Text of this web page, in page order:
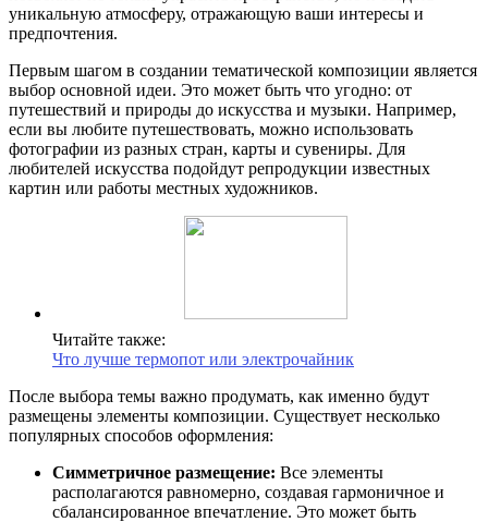
уникальную атмосферу, отражающую ваши интересы и
предпочтения.
Первым шагом в создании тематической композиции является
выбор основной идеи. Это может быть что угодно: от
путешествий и природы до искусства и музыки. Например,
если вы любите путешествовать, можно использовать
фотографии из разных стран, карты и сувениры. Для
любителей искусства подойдут репродукции известных
картин или работы местных художников.
Читайте также:
Что лучше термопот или электрочайник
После выбора темы важно продумать, как именно будут
размещены элементы композиции. Существует несколько
популярных способов оформления:
Симметричное размещение: Все элементы
располагаются равномерно, создавая гармоничное и
сбалансированное впечатление. Это может быть